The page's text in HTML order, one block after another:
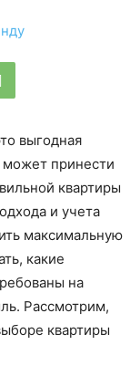
выгодная
может принести
квартиры
и учета
максимальную
какие
на
Рассмотрим,
квартиры